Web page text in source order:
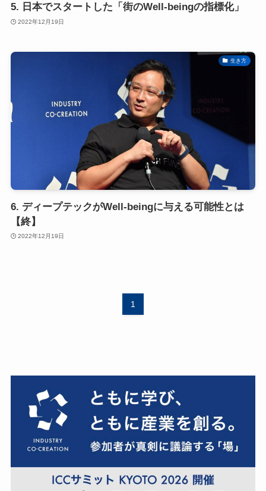
5. 日本でスタートした「街のWell-beingの指標化」
2022年12月19日
生き方
6. ディープテックがWell-beingに与える可能性とは
【終】
2022年12月19日
1